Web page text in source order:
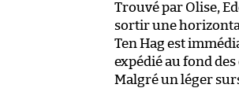
Trouvé par Olise,
sortir une
Ten Hag est
expédié au fond
Malgré un léger